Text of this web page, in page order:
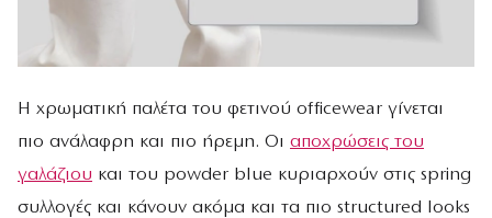
Η χρωματική παλέτα του φετινού officewear γίνεται
πιο ανάλαφρη και πιο ήρεμη. Οι αποχρώσεις του
γαλάζιου και του powder blue κυριαρχούν στις spring
συλλογές και κάνουν ακόμα και τα πιο structured looks